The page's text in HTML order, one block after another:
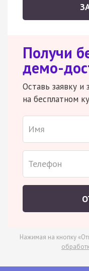
Получи
демо-
Оставь заявку и
на бесплатном
Нажимая на кнопку